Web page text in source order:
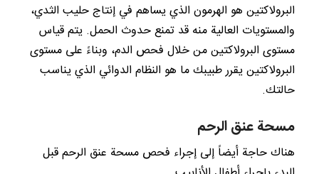
البرولاكتين هو الهرمون الذي يساهم في إنتاج حليب الثدي،
والمستويات العالية منه قد تمنع حدوث الحمل. يتم قياس
مستوى البرولاكتين من خلال فحص الدم، وبناءً على مستوى
البرولاكتين يقرر طبيبك ما هو النظام الدوائي الذي يناسب
حالتك.
مسحة عنق الرحم
هناك حاجة أيضاً إلى إجراء فحص مسحة عنق الرحم قبل